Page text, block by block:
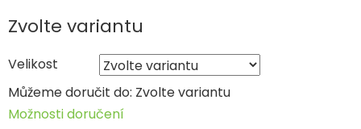
Měrná
cena:
Zvolte variantu
Velikost
Můžeme doručit do: Zvolte variantu
Možnosti doručení